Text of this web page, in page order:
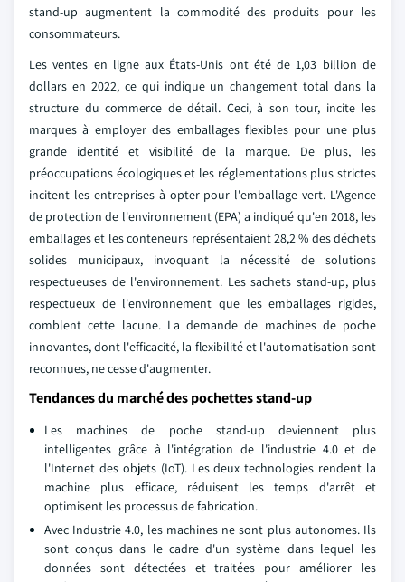
stand-up augmentent la commodité des produits pour les
consommateurs.
Les ventes en ligne aux États-Unis ont été de 1,03 billion de
dollars en 2022, ce qui indique un changement total dans la
structure du commerce de détail. Ceci, à son tour, incite les
marques à employer des emballages flexibles pour une plus
grande identité et visibilité de la marque. De plus, les
préoccupations écologiques et les réglementations plus strictes
incitent les entreprises à opter pour l'emballage vert. L'Agence
de protection de l'environnement (EPA) a indiqué qu'en 2018, les
emballages et les conteneurs représentaient 28,2 % des déchets
solides municipaux, invoquant la nécessité de solutions
respectueuses de l'environnement. Les sachets stand-up, plus
respectueux de l'environnement que les emballages rigides,
comblent cette lacune. La demande de machines de poche
innovantes, dont l'efficacité, la flexibilité et l'automatisation sont
reconnues, ne cesse d'augmenter.
Tendances du marché des pochettes stand-up
Les machines de poche stand-up deviennent plus
intelligentes grâce à l'intégration de l'industrie 4.0 et de
l'Internet des objets (IoT). Les deux technologies rendent la
machine plus efficace, réduisent les temps d'arrêt et
optimisent les processus de fabrication.
Avec Industrie 4.0, les machines ne sont plus autonomes. Ils
sont conçus dans le cadre d'un système dans lequel les
données sont détectées et traitées pour améliorer les